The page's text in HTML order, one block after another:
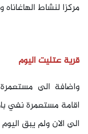
مركزا لنشاط
قرية عتليت اليوم
الى الان ولم يبق اليوم